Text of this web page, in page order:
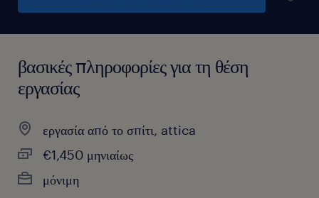
βασικές πληροφορίες για τη θέση
εργασίας
εργασία από το σπίτι, attica
€1,450 μηνιαίως
μόνιμη